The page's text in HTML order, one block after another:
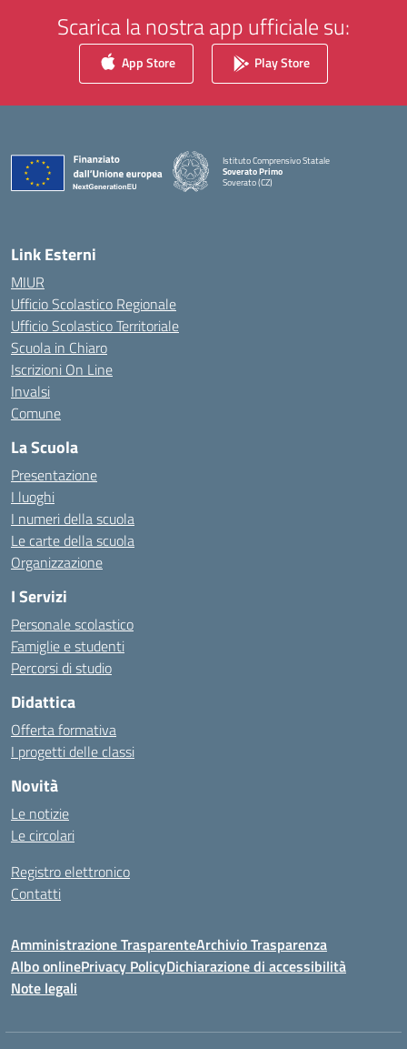
Scarica la nostra app ufficiale su:
App Store Play Store
Istituto Comprensivo Statale
Soverato Primo
Soverato (CZ)
Link Esterni
MIUR
Ufficio Scolastico Regionale
Ufficio Scolastico Territoriale
Scuola in Chiaro
Iscrizioni On Line
Invalsi
Comune
La Scuola
Presentazione
I luoghi
I numeri della scuola
Le carte della scuola
Organizzazione
I Servizi
Personale scolastico
Famiglie e studenti
Percorsi di studio
Didattica
Offerta formativa
I progetti delle classi
Novità
Le notizie
Le circolari
Registro elettronico
Contatti
Amministrazione TrasparenteArchivio Trasparenza
Albo onlinePrivacy PolicyDichiarazione di accessibilità
Note legali